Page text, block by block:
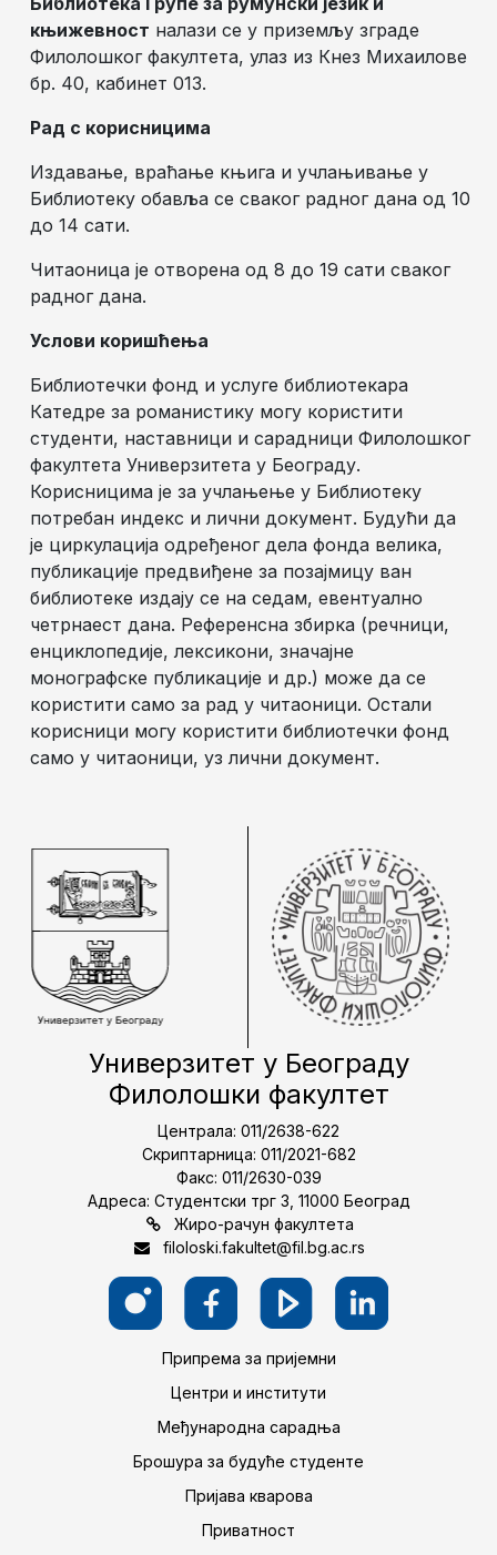
књижевност налази се у приземљу зграде
Филолошког факултета, улаз из Кнез Михаилове
бр. 40, кабинет 013.
Рад с корисницима
Издавање, враћање књига и учлањивање у
Библиотеку обавља се сваког радног дана од 10
до 14 сати.
Читаоница је отворена од 8 до 19 сати сваког
радног дана.
Услови коришћења
Библиотечки фонд и услуге библиотекара
Катедре за романистику могу користити
студенти, наставници и сарадници Филолошког
факултета Универзитета у Београду.
Корисницима је за учлањење у Библиотеку
потребан индекс и лични документ. Будући да
је циркулација одређеног дела фонда велика,
публикације предвиђене за позајмицу ван
библиотеке издају се на седам, евентуално
четрнаест дана. Референсна збирка (речници,
енциклопедије, лексикони, значајне
монографске публикације и др.) може да се
користити само за рад у читаоници. Остали
корисници могу користити библиотечки фонд
само у читаоници, уз лични документ.
Универзитет у Београду
Филолошки факултет
Централа: 011/2638-622
Скриптарница: 011/2021-682
Факс: 011/2630-039
Адреса: Студентски трг 3, 11000 Београд
Жиро-рачун факултета
filoloski.fakultet@fil.bg.ac.rs
Припрема за пријемни
Центри и институти
Међународна сарадња
Брошура за будуће студенте
Пријава кварова
Приватност